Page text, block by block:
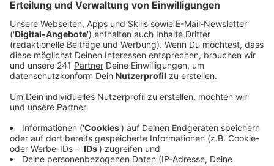
Veröffentlicht: Donnerstag, 23.11.2023 15:50
Anzeige
Informationen für Eltern und Geschenke fürs
Baby
Anzeige